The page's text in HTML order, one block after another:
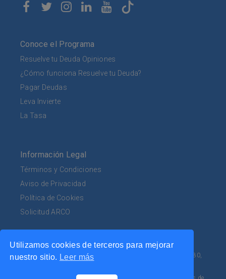
Conoce el Programa
Resuelve tu Deuda Opiniones
¿Cómo funciona Resuelve tu Deuda?
Pagar Deudas
Leva Invierte
La Tasa
Información Legal
Términos y Condiciones
Aviso de Privacidad
Política de Cookies
Solicitud ARCO
Av. Mariano Escobedo 555, Planta Baja, Col. Bosques de
Chapultepec, 1a Sección, Alcaldía Miguel Hidalgo, C.P. 11580,
Utilizamos cookies de terceros para mejorar
nuestro sitio. Leer más